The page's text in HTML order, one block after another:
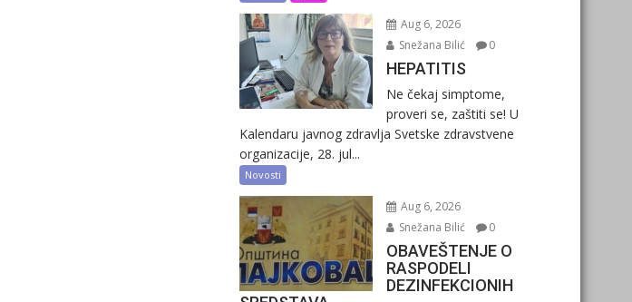
Aug 6, 2026
Snežana Bilić
0
HEPATITIS
Ne čekaj simptome,
proveri se, zaštiti se! U
Kalendaru javnog zdravlja Svetske zdravstvene
organizacije, 28. jul...
Novosti
Aug 6, 2026
Snežana Bilić
0
OBAVEŠTENJE O
RASPODELI
DEZINFEKCIONIH